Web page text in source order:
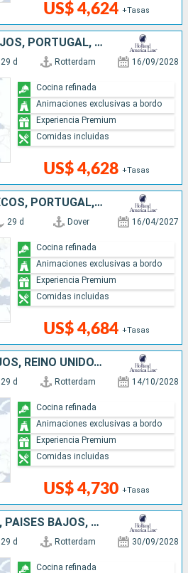
US$ 4,624 +Tasas
ALEMANIA, PAISES BAJOS, PORTUGAL, REINO UNIDO, LITUANIA, POLONIA, DINAMARCA, MARRUECOS, NORUEGA, LETONIA
29 d Rotterdam 16/09/2028
US$ 4,628 +Tasas
Cocina refinada
Animaciones exclusivas a bordo
Experiencia Premium
Comidas incluidas
REINO UNIDO, MARRUECOS, PORTUGAL, PAISES BAJOS, IRLANDA
29 d Dover 16/04/2027
US$ 4,684 +Tasas
Cocina refinada
Animaciones exclusivas a bordo
Experiencia Premium
Comidas incluidas
NORUEGA, PAISES BAJOS, REINO UNIDO, MARRUECOS, PORTUGAL
29 d Rotterdam 14/10/2028
US$ 4,730 +Tasas
Cocina refinada
Animaciones exclusivas a bordo
Experiencia Premium
Comidas incluidas
PORTUGAL, NORUEGA, PAISES BAJOS, REINO UNIDO, MARRUECOS
29 d Rotterdam 30/09/2028
Cocina refinada